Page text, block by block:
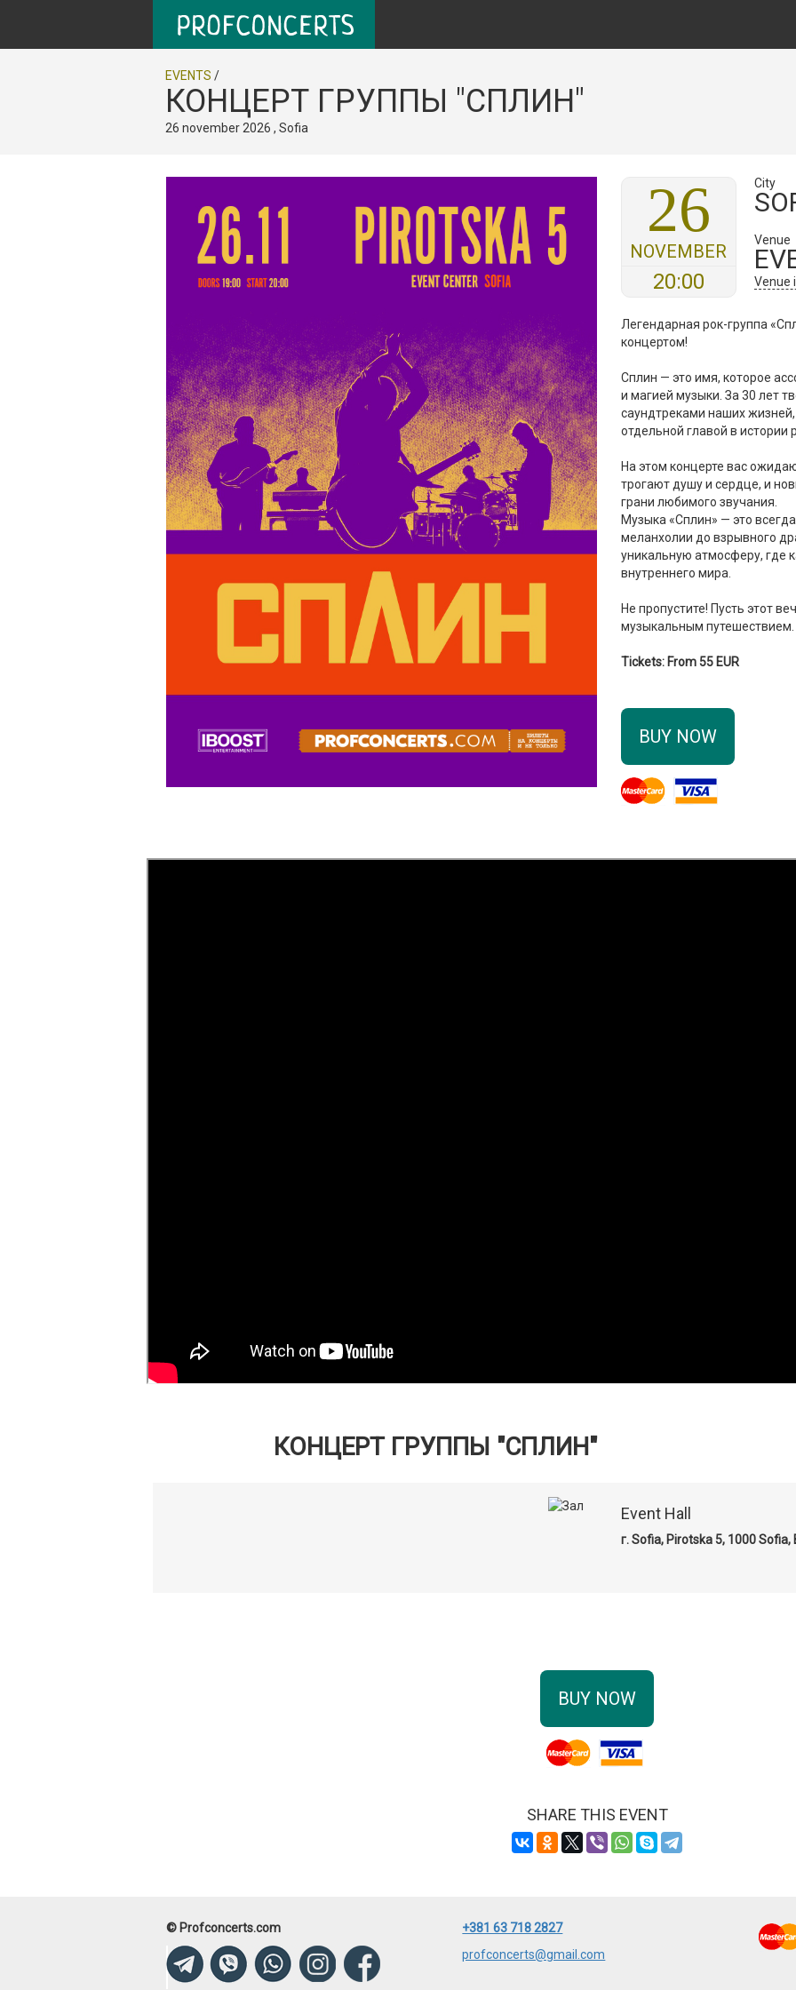
EVENTS /
КОНЦЕРТ ГРУППЫ "СПЛИН"
26 november 2026 , Sofia
26
NOVEMBER
20:00
City
Venue
Venue
Легендарная рок-группа
концертом!
Сплин — это имя, которое
и магией музыки. За 30 лет
саундтреками наших
отдельной главой в истории
На этом концерте вас
трогают душу и сердце, и
грани любимого звучания.
Музыка «Сплин» — это
меланхолии до взрывного
уникальную атмосферу, где
внутреннего мира.
Не пропустите! Пусть этот
музыкальным путешествием.
Tickets: From 55 EUR
BUY NOW
КОНЦЕРТ ГРУППЫ "СПЛИН"
Event Hall
г. Sofia, Pirotska 5, 1000 Sofia,
BUY NOW
SHARE THIS EVENT
© Profconcerts.com
+381 63 718 2827
profconcerts@gmail.com